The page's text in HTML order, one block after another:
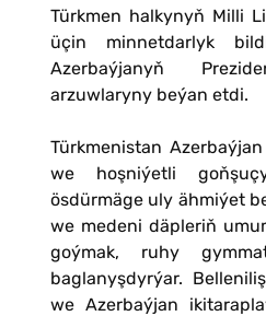
Türkmen halkynyň Milli
üçin minnetdarlyk
Azerbaýjanyň
arzuwlaryny beýan etdi.
Türkmenistan
we hoşniýetli
ösdürmäge uly ähmiýet
we medeni däpleriň
goýmak, ruhy
baglanyşdyrýar.
we Azerbaýjan